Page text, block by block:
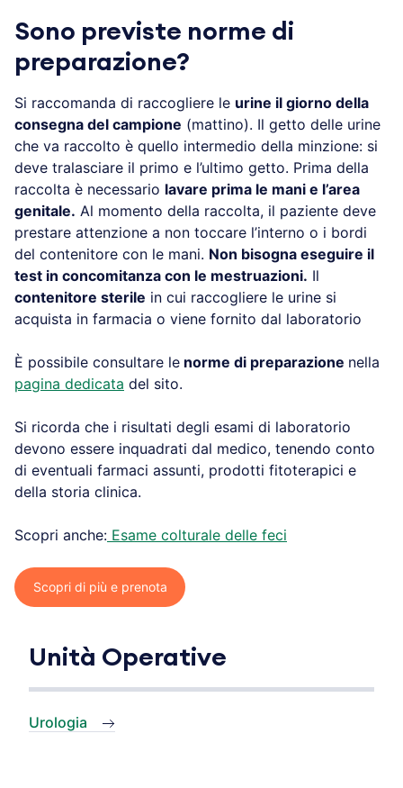
Sono previste norme di
preparazione?
Si raccomanda di raccogliere le urine il giorno della
consegna del campione (mattino). Il getto delle urine
che va raccolto è quello intermedio della minzione: si
deve tralasciare il primo e l’ultimo getto. Prima della
raccolta è necessario lavare prima le mani e l’area
genitale. Al momento della raccolta, il paziente deve
prestare attenzione a non toccare l’interno o i bordi
del contenitore con le mani. Non bisogna eseguire il
test in concomitanza con le mestruazioni. Il
contenitore sterile in cui raccogliere le urine si
acquista in farmacia o viene fornito dal laboratorio
È possibile consultare le norme di preparazione nella
pagina dedicata del sito.
Si ricorda che i risultati degli esami di laboratorio
devono essere inquadrati dal medico, tenendo conto
di eventuali farmaci assunti, prodotti fitoterapici e
della storia clinica.
Scopri anche: Esame colturale delle feci
Scopri di più e prenota
Unità Operative
Urologia